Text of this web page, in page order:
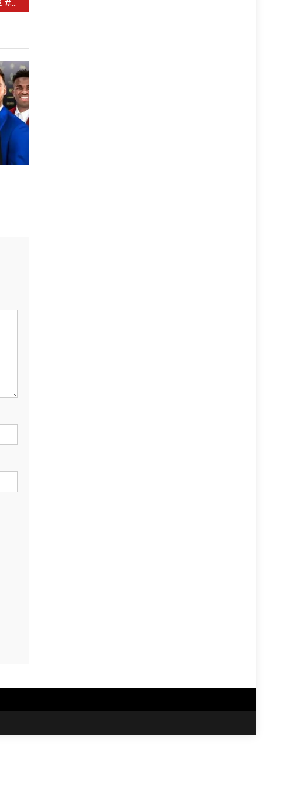
Ronaldo Messi Part 2 #ronaldo #messi #futbol #keşfet